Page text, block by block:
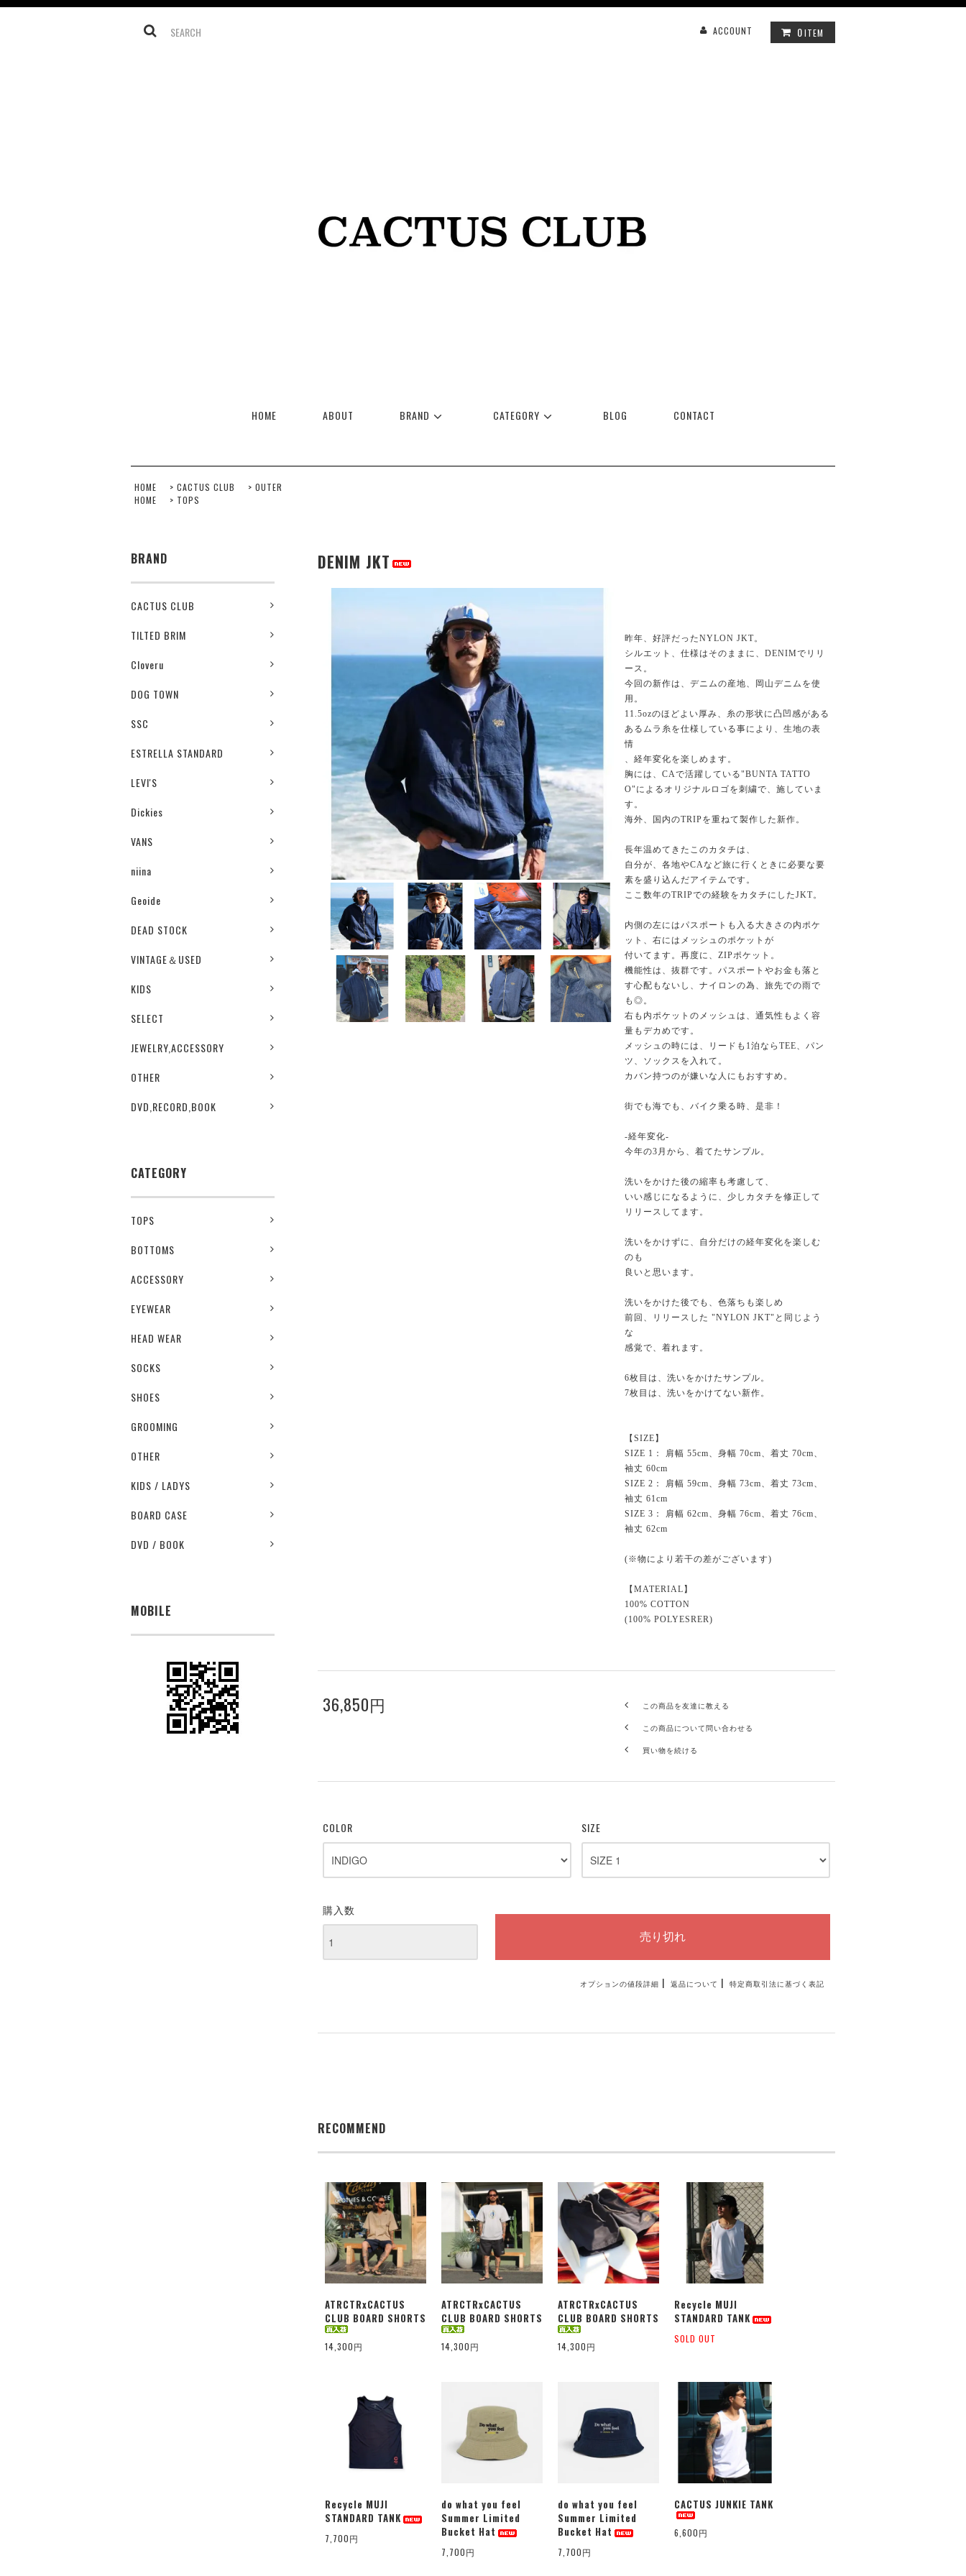
ACCOUNT 0ITEM
HOME ABOUT BRAND CATEGORY BLOG CONTACT
HOME > CACTUS CLUB > OUTER
HOME
> TOPS
BRAND
CACTUS CLUB
TILTED BRIM
Cloveru
DOG TOWN
SSC
ESTRELLA STANDARD
LEVI'S
Dickies
VANS
niina
Geoide
DEAD STOCK
VINTAGE＆USED
KIDS
SELECT
JEWELRY,ACCESSORY
OTHER
DVD,RECORD,BOOK
CATEGORY
TOPS
BOTTOMS
ACCESSORY
EYEWEAR
HEAD WEAR
SOCKS
SHOES
GROOMING
OTHER
KIDS / LADYS
BOARD CASE
DVD / BOOK
MOBILE
DENIM JKT
昨年、好評だったNYLON JKT。
シルエット、仕様はそのままに、DENIMでリリ
ース。
今回の新作は、デニムの産地、岡山デニムを使
用。
11.5ozのほどよい厚み、糸の形状に凸凹感がある
あるムラ糸を仕様している事により、生地の表
情
、経年変化を楽しめます。
胸には、CAで活躍している"BUNTA TATTO
O"によるオリジナルロゴを刺繍で、施していま
す。
海外、国内のTRIPを重ねて製作した新作。
長年温めてきたこのカタチは、
自分が、各地やCAなど旅に行くときに必要な要
素を盛り込んだアイテムです。
ここ数年のTRIPでの経験をカタチにしたJKT。
内側の左にはパスポートも入る大きさの内ポケ
ット、右にはメッシュのポケットが
付いてます。再度に、ZIPポケット。
機能性は、抜群です。パスポートやお金も落と
す心配もないし、ナイロンの為、旅先での雨で
も◎。
右も内ポケットのメッシュは、通気性もよく容
量もデカめです。
メッシュの時には、リードも1泊ならTEE、パン
ツ、ソックスを入れて。
カバン持つのが嫌いな人にもおすすめ。
街でも海でも、バイク乗る時、是非！
-経年変化-
今年の3月から、着てたサンプル。
洗いをかけた後の縮率も考慮して、
いい感じになるように、少しカタチを修正して
リリースしてます。
洗いをかけずに、自分だけの経年変化を楽しむ
のも
良いと思います。
洗いをかけた後でも、色落ちも楽しめ
前回、リリースした "NYLON JKT"と同じよう
な
感覚で、着れます。
6枚目は、洗いをかけたサンプル。
7枚目は、洗いをかけてない新作。
【SIZE】
SIZE 1： 肩幅 55cm、身幅 70cm、着丈 70cm、
袖丈 60cm
SIZE 2： 肩幅 59cm、身幅 73cm、着丈 73cm、
袖丈 61cm
SIZE 3： 肩幅 62cm、身幅 76cm、着丈 76cm、
袖丈 62cm
(※物により若干の差がございます)
【MATERIAL】
100% COTTON
(100% POLYESRER)
36,850円 この商品を友達に教える
この商品について問い合わせる
買い物を続ける
COLOR SIZE
購入数
オプションの値段詳細 | 返品について | 特定商取引法に基づく表記
RECOMMEND
ATRCTRxCACTUS
CLUB BOARD SHORTS
14,300円
ATRCTRxCACTUS
CLUB BOARD SHORTS
14,300円
ATRCTRxCACTUS
CLUB BOARD SHORTS
14,300円
Recycle MUJI
STANDARD TANK
SOLD OUT
Recycle MUJI
STANDARD TANK
7,700円
do what you feel
Summer Limited
Bucket Hat
7,700円
do what you feel
Summer Limited
Bucket Hat
7,700円
CACTUS JUNKIE TANK
6,600円